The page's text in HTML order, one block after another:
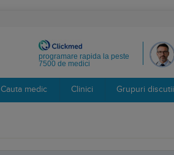
programare rapida la peste
7500 de medici
Cauta medic Clinici Grupuri discutii